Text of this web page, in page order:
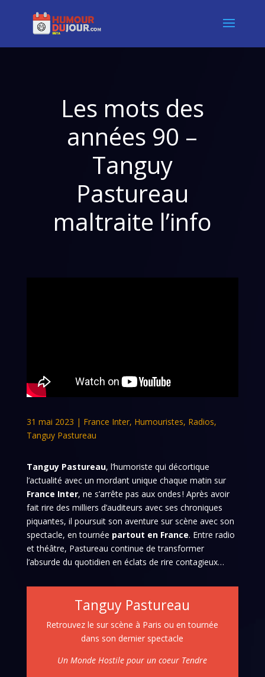
Les mots des
années 90 –
Tanguy
Pastureau
maltraite l’info
31 mai 2023 | France Inter, Humouristes, Radios,
Tanguy Pastureau
Tanguy Pastureau, l’humoriste qui décortique
l’actualité avec un mordant unique chaque matin sur
France Inter, ne s’arrête pas aux ondes ! Après avoir
fait rire des milliers d’auditeurs avec ses chroniques
piquantes, il poursuit son aventure sur scène avec son
spectacle, en tournée partout en France. Entre radio
et théâtre, Pastureau continue de transformer
l’absurde du quotidien en éclats de rire contagieux…
Tanguy Pastureau
Retrouvez le sur scène à Paris ou en tournée
dans son dernier spectacle
Un Monde Hostile pour un coeur Tendre